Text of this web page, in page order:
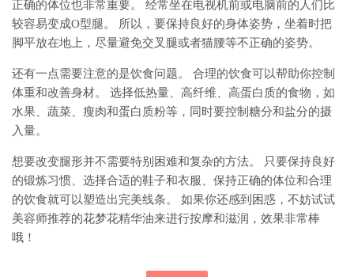
正确的体位也非常重要。 经常坐在电视机前或电脑前的人们比
较容易变成O型腿。 所以，要保持良好的身体姿势，坐着时把
脚平放在地上，尽量避免交叉腿或者猫腰等不正确的姿势。
还有一点需要注意的是饮食问题。 合理的饮食可以帮助你控制
体重和改善身材。 选择低热量、高纤维、高蛋白质的食物，如
水果、蔬菜、瘦肉和蛋白质粉等，同时要控制糖分和盐分的摄
入量。
想要改变腿形并不需要特别困难和复杂的方法。 只要保持良好
的锻炼习惯、选择合适的鞋子和衣服、保持正确的体位和合理
的饮食就可以塑造出完美线条。 如果你还感到困惑，不妨试试
美容师推荐的花梦花精华油来进行按摩和滋润，效果非常棒
哦！